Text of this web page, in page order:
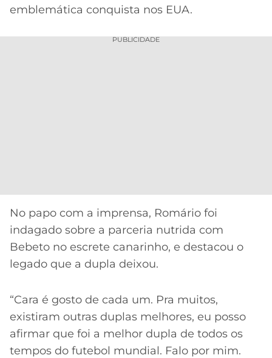
ATLÉTICO
emblemática conquista nos EUA.
PUBLICIDADE
No papo com a imprensa, Romário foi
indagado sobre a parceria nutrida com
Bebeto no escrete canarinho, e destacou o
legado que a dupla deixou.
“Cara é gosto de cada um. Pra muitos,
existiram outras duplas melhores, eu posso
afirmar que foi a melhor dupla de todos os
tempos do futebol mundial. Falo por mim.